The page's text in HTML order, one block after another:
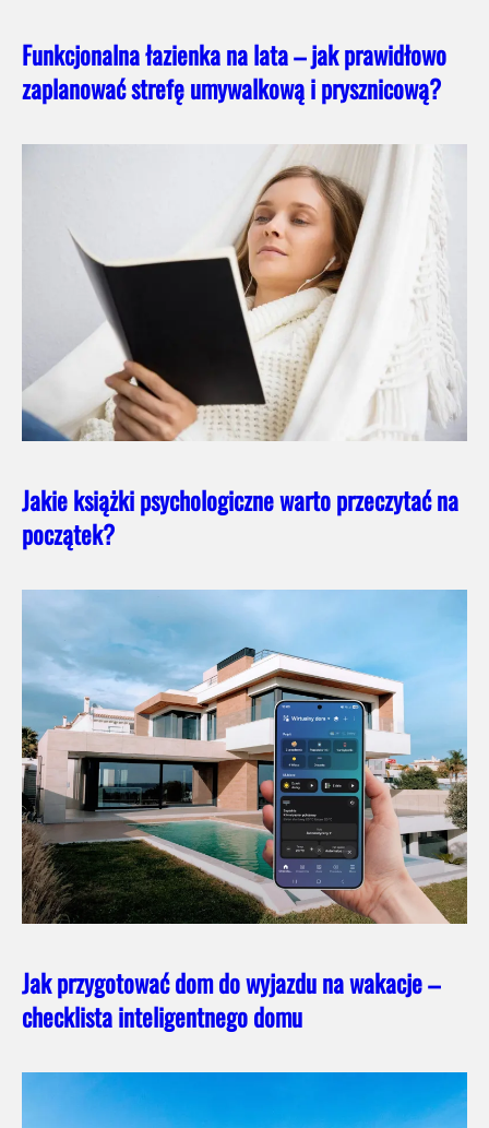
Funkcjonalna łazienka na lata – jak prawidłowo
zaplanować strefę umywalkową i prysznicową?
Jakie książki psychologiczne warto przeczytać na
początek?
Jak przygotować dom do wyjazdu na wakacje –
checklista inteligentnego domu